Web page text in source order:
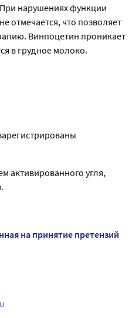
нарушениях функции
отмечается, что позволяет
Винпоцетин проникает
в грудное молоко.
активированного угля,
на принятие претензий